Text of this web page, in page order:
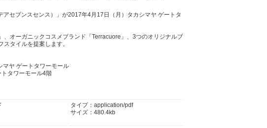
セブンスセンス）」が2017年4月17日（月）タカシマヤ ゲートタ
オーガニックコスメブランド「Terracuore」、3つのオリジナルブ
タイルを提案します。
マヤ ゲートタワーモール
タワーモール4階
タイプ：application/pdf
サイズ：480.4kb